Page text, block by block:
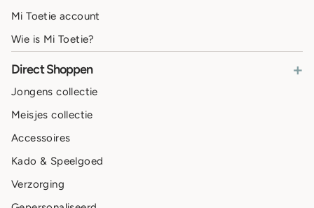
Mi Toetie account
Wie is Mi Toetie?
Direct Shoppen +
Jongens collectie
Meisjes collectie
Accessoires
Kado & Speelgoed
Verzorging